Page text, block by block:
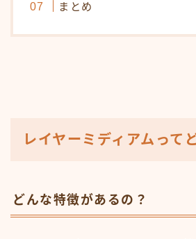
まとめ
レイヤーミディアムって
どんな特徴があるの？